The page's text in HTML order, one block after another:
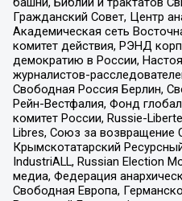
Гражданский Совет, Центр
Академическая сеть
комитет действия, РЭНД
демократию в России,
журналистов-
Свободная Россия Берлин,
Рейн-Вестфалия, Фонд
комитет России, Russie-
Libres, Союз за возвращение
Крымскотатарский
IndustriALL, Russian Election
медиа, Федерация
Свободная Европа,